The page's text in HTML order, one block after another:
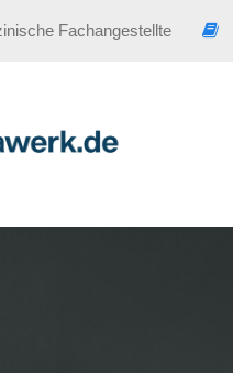
Fachangestellte